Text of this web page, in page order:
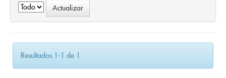
Resultados 1-1 de 1.